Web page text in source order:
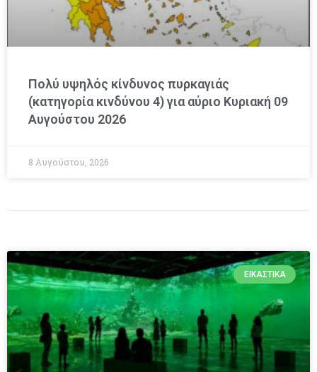
Πολύ υψηλός κίνδυνος πυρκαγιάς
(κατηγορία κινδύνου 4) για αύριο Κυριακή 09
Αυγούστου 2026
8 Αυγούστου, 2026
ΕΙΚΑΣΤΙΚΆ